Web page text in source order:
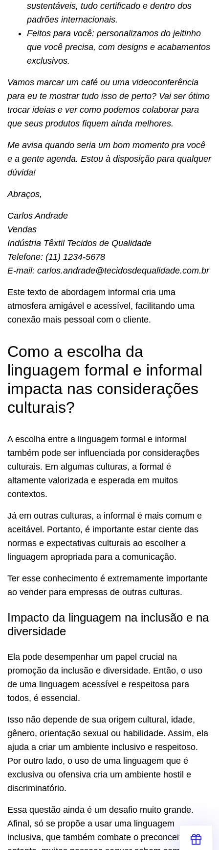
sustentáveis, tudo certificado e dentro dos
padrões internacionais.
Feitos para você: personalizamos do jeitinho
que você precisa, com designs e acabamentos
exclusivos.
Vamos marcar um café ou uma videoconferência
para eu te mostrar tudo isso de perto? Vai ser ótimo
trocar ideias e ver como podemos colaborar para
que seus produtos fiquem ainda melhores.
Me avisa quando seria um bom momento pra você
e a gente agenda. Estou à disposição para qualquer
dúvida!
Abraços,
Carlos Andrade
Vendas
Indústria Têxtil Tecidos de Qualidade
Telefone: (11) 1234-5678
E-mail: carlos.andrade@tecidosdequalidade.com.br
Este texto de abordagem informal cria uma
atmosfera amigável e acessível, facilitando uma
conexão mais pessoal com o cliente.
Como a escolha da
linguagem formal e informal
impacta nas considerações
culturais?
A escolha entre a linguagem formal e informal
também pode ser influenciada por considerações
culturais. Em algumas culturas, a formal é
altamente valorizada e esperada em muitos
contextos.
Já em outras culturas, a informal é mais comum e
aceitável. Portanto, é importante estar ciente das
normas e expectativas culturais ao escolher a
linguagem apropriada para a comunicação.
Ter esse conhecimento é extremamente importante
ao vender para empresas de outras culturas.
Impacto da linguagem na inclusão e na
diversidade
Ela pode desempenhar um papel crucial na
promoção da inclusão e diversidade. Então, o uso
de uma linguagem acessível e respeitosa para
todos, é essencial.
Isso não depende de sua origem cultural, idade,
gênero, orientação sexual ou habilidade. Assim, ela
ajuda a criar um ambiente inclusivo e respeitoso.
Por outro lado, o uso de uma linguagem que é
exclusiva ou ofensiva cria um ambiente hostil e
discriminatório.
Essa questão ainda é um desafio muito grande.
Afinal, só se propõe a usar uma linguagem
inclusiva, que também combate o preconceito. No